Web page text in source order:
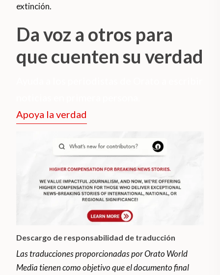
extinción.
Da voz a otros para
que cuenten su verdad
Apoya la verdad
Descargo de responsabilidad de traducción
Las traducciones proporcionadas por Orato World
Media tienen como objetivo que el documento final